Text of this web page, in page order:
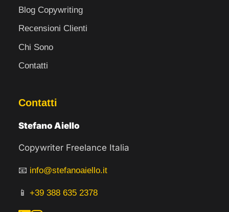
Blog Copywriting
Recensioni Clienti
Chi Sono
Contatti
Contatti
Stefano Aiello
Copywriter Freelance Italia
📧 info@stefanoaiello.it
📱 +39 388 635 2378